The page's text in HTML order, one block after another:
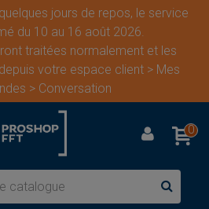
jours de repos, le service
du 10 au 16 août 2026.
traitées normalement et les
votre espace client > Mes
> Conversation
0